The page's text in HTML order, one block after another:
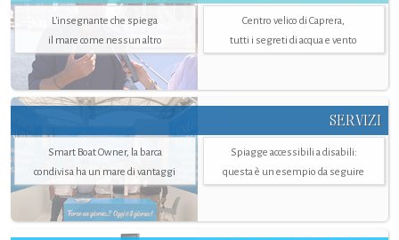
L'insegnante che spiega
il mare come nessun altro
Centro velico di Caprera,
tutti i segreti di acqua e vento
SERVIZI
Smart Boat Owner, la barca
condivisa ha un mare di vantaggi
Spiagge accessibili a disabili:
questa è un esempio da seguire